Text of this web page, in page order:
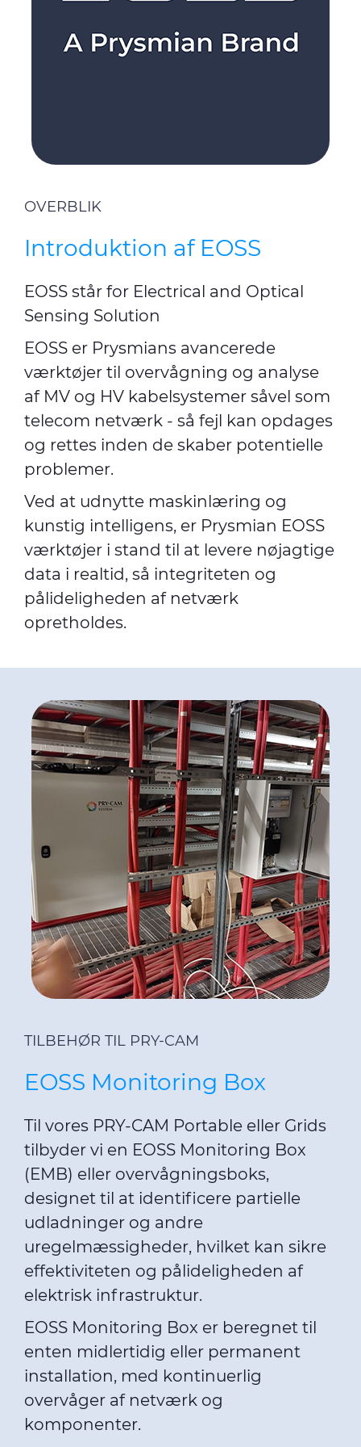
OVERBLIK
Introduktion af EOSS
EOSS står for Electrical and Optical
Sensing Solution
EOSS er Prysmians avancerede
værktøjer til overvågning og analyse
af MV og HV kabelsystemer såvel som
telecom netværk - så fejl kan opdages
og rettes inden de skaber potentielle
problemer.
Ved at udnytte maskinlæring og
kunstig intelligens, er Prysmian EOSS
værktøjer i stand til at levere nøjagtige
data i realtid, så integriteten og
pålideligheden af netværk
opretholdes.
TILBEHØR TIL PRY-CAM
EOSS Monitoring Box
Til vores PRY-CAM Portable eller Grids
tilbyder vi en EOSS Monitoring Box
(EMB) eller overvågningsboks,
designet til at identificere partielle
udladninger og andre
uregelmæssigheder, hvilket kan sikre
effektiviteten og pålideligheden af ​​
elektrisk infrastruktur.
EOSS Monitoring Box er beregnet til
enten midlertidig eller permanent
installation, med kontinuerlig
overvåger af netværk og
komponenter.